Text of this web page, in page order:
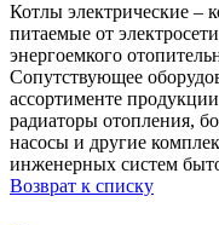
Котлы электрические –
питаемые от
энергоемкого
Сопутствующее
ассортименте
радиаторы отопления,
насосы и другие
инженерных систем
Возврат к списку